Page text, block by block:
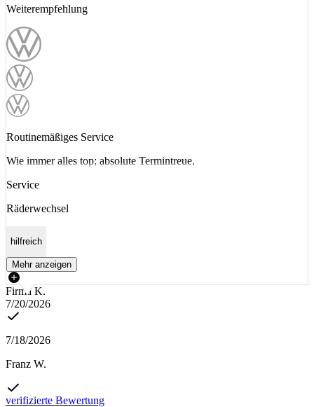
Weiterempfehlung
Routinemäßiges Service
Wie immer alles top; absolute Termintreue,
Service
Räderwechsel
hilfreich
Mehr anzeigen
Firma K.
7/20/2026
7/18/2026
Franz W.
verifizierte Bewertung